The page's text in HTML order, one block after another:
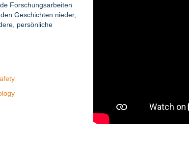
Forschungsarbeiten
Geschichten nieder,
persönliche